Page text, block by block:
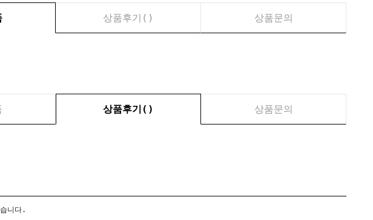
상품후기( ) 상품문의
상품후기( ) 상품문의
니다.